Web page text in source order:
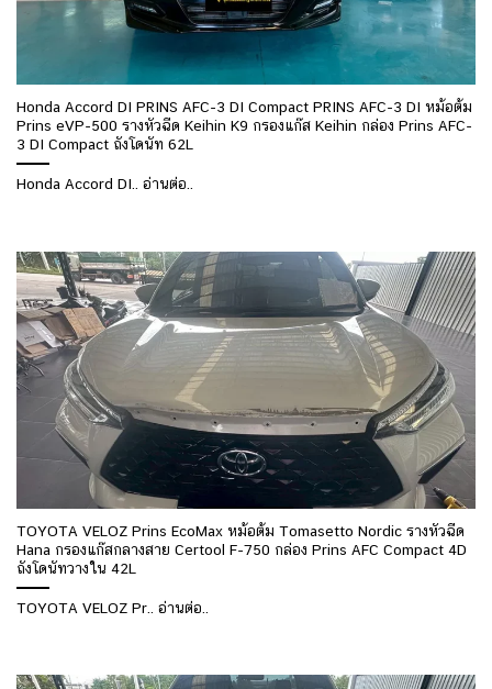
Honda Accord DI PRINS AFC-3 DI Compact PRINS AFC-3 DI หม้อต้ม
Prins eVP-500 รางหัวฉีด Keihin K9 กรองแก๊ส Keihin กล่อง Prins AFC-
3 DI Compact ถังโดนัท 62L
Honda Accord DI.. อ่านต่อ..
TOYOTA VELOZ Prins EcoMax หม้อต้ม Tomasetto Nordic รางหัวฉีด
Hana กรองแก๊สกลางสาย Certool F-750 กล่อง Prins AFC Compact 4D
ถังโดนัทวางใน 42L
TOYOTA VELOZ Pr.. อ่านต่อ..